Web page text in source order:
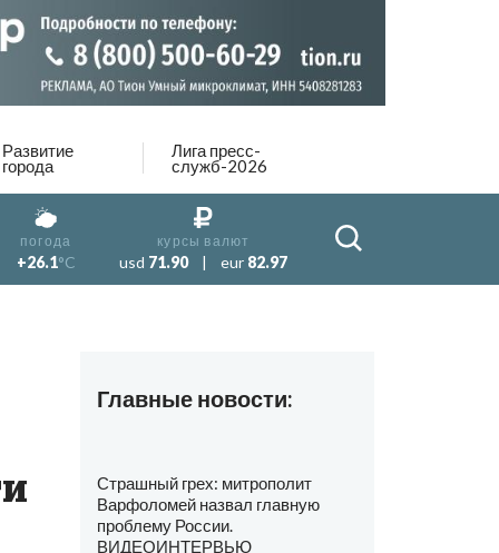
Развитие
города
Лига пресс-
служб-2026
погода
+26.1°C
курсы валют
usd 71.90 | eur 82.97
Главные новости:
Страшный грех: митрополит
Варфоломей назвал главную
проблему России.
ВИДЕОИНТЕРВЬЮ